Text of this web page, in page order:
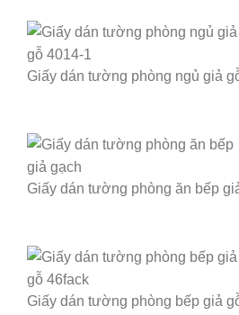
Giấy dán tường phòng ngủ giả
Giấy dán tường phòng ăn bếp
Giấy dán tường phòng bếp giả